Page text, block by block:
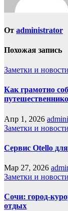
От administrator
Похожая запись
Заметки и
Как грамотно
Апр 1, 2026
Заметки и
Сервис Otello
Мар 27, 2026
Заметки и
Сочи:
отдых